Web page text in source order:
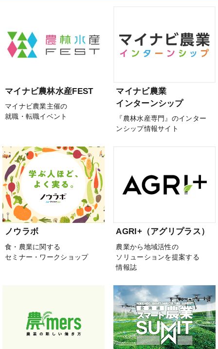
マイナビ農林水産FEST
マイナビ農業主催の
就職・転職イベント
マイナビ農業
インターンシップ
『農林水産専門』のインター
ンシップ情報サイト
ノウラボ
食・農業に関する
セミナー・ワークショップ
AGRI+（アグリプラス）
農業から地域活性の
ソリューションを提案する
情報誌